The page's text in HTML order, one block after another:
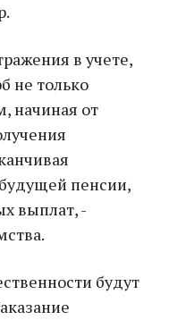
в учете,
не только
начиная от
пенсии,
выплат, -
будут